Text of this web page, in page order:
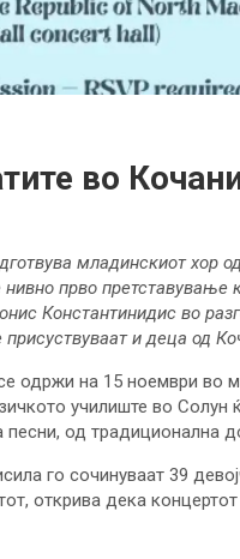
во
младинскиот хор
прво претставување
Константинидис во
и деца од
одржи на 15 ноември во
училиште во Солун
од традиционална
го сочинуваат 39
открива дека